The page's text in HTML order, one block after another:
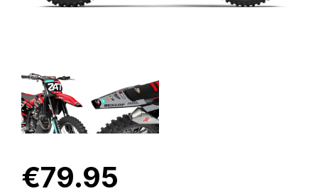
€79.95